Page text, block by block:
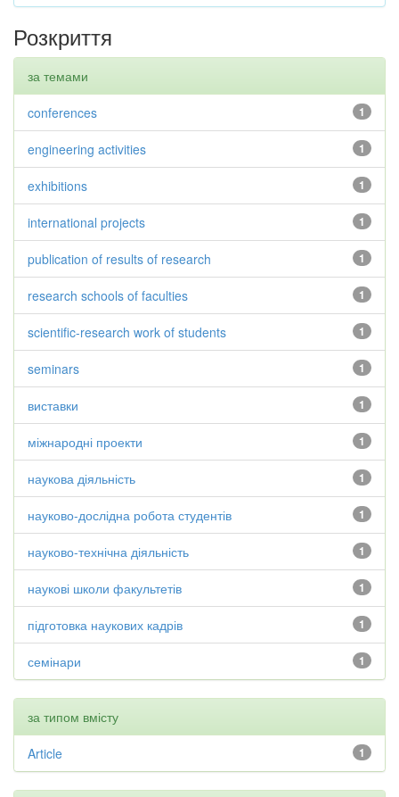
Розкриття
за темами
1
conferences
1
engineering activities
1
exhibitions
1
international projects
1
publication of results of research
1
research schools of faculties
1
scientific-research work of students
1
seminars
1
виставки
1
міжнародні проекти
1
наукова діяльність
1
науково-дослідна робота студентів
1
науково-технічна діяльність
1
наукові школи факультетів
1
підготовка наукових кадрів
1
семінари
за типом вмісту
1
Article